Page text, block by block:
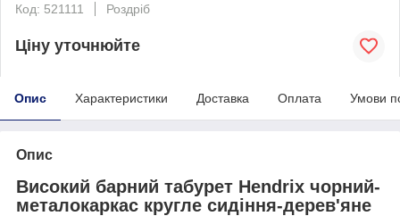
Код: 521111
Роздріб
Ціну уточнюйте
Опис Характеристики Доставка Оплата Умови
Опис
Високий барний табурет Hendrix чорний-
металокаркас кругле сидіння-дерев'яне